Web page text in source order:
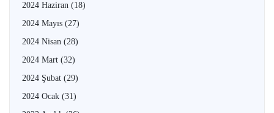
2024 Haziran (18)
2024 Mayıs (27)
2024 Nisan (28)
2024 Mart (32)
2024 Şubat (29)
2024 Ocak (31)